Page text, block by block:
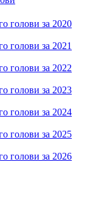
голови за 2020
голови за 2021
голови за 2022
голови за 2023
голови за 2024
голови за 2025
голови за 2026